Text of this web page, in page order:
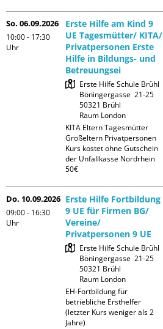
So. 06.09.2026
10:00 - 17:30
Uhr
Erste Hilfe am Kind 9
UE Tagesmütter/ KITA/
Privatpersonen Erste
Hilfe in Bildungs- und
Betreuungsei
Erste Hilfe Schule Brühl
Böningergasse  21-25
50321 Brühl
Raum London
KITA Eltern Tagesmütter
Großeltern Privatpersonen
Kurs kostet ohne Gutschein
der Unfallkasse Nordrhein
50€
Do. 10.09.2026
09:00 - 16:30
Uhr
Erste Hilfe Fortbildung
9 UE für Firmen BG/
Vereine/
Privatpersonen 9 UE
Erste Hilfe Schule Brühl
Böningergasse  21-25
50321 Brühl
Raum London
EH-Fortbildung für
betriebliche Ersthelfer
(letzter Kurs weniger als 2
Jahre)